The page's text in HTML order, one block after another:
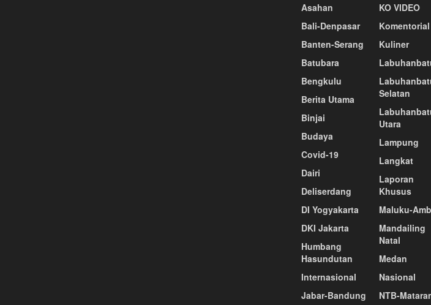
Asahan
Bali-Denpasar
Banten-Serang
Batubara
Bengkulu
Berita Utama
Binjai
Budaya
Covid-19
Dairi
Deliserdang
DI Yogyakarta
DKI Jakarta
Humbang
Hasundutan
Internasional
Jabar-Bandung
KO VIDEO
Komentorial
Kuliner
Selatan
Utara
Lampung
Langkat
Laporan
Khusus
Maluku-
Mandailing
Natal
Medan
Nasional
NTB-